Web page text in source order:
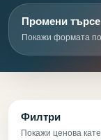
Промени
Покажи формата
Филтри
Покажи ценова